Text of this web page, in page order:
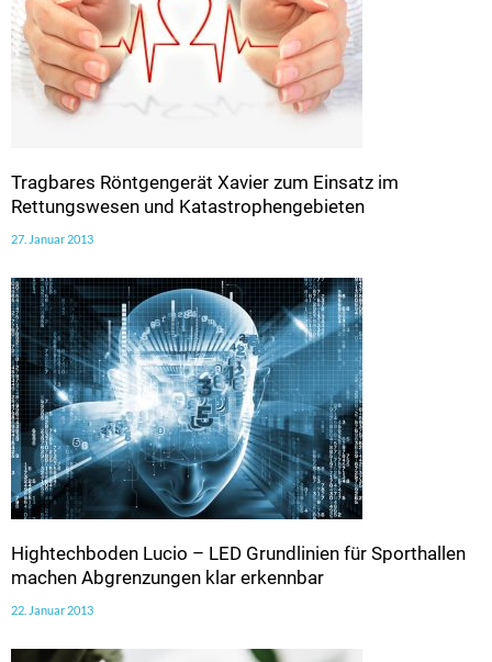
Tragbares Röntgengerät Xavier zum Einsatz im
Rettungswesen und Katastrophengebieten
27. Januar 2013
Hightechboden Lucio – LED Grundlinien für Sporthallen
machen Abgrenzungen klar erkennbar
22. Januar 2013